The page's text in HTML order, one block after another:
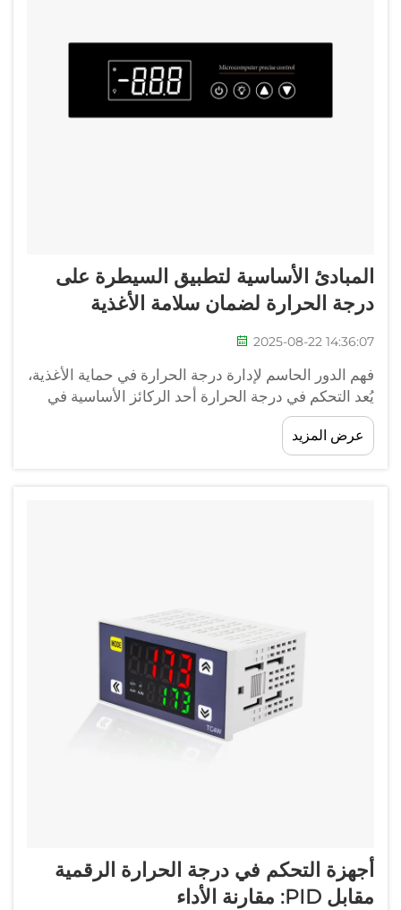
المبادئ الأساسية لتطبيق السيطرة على
درجة الحرارة لضمان سلامة الأغذية
2025-08-22 14:36:07
فهم الدور الحاسم لإدارة درجة الحرارة في حماية الأغذية،
يُعد التحكم في درجة الحرارة أحد الركائز الأساسية في
الحفاظ على سلامة الأغذية عبر سلسلة التوريد الغذائية
بأكملها. من الإنتاج والمعالجة إلى التخزين...
عرض المزيد
أجهزة التحكم في درجة الحرارة الرقمية
مقابل PID: مقارنة الأداء